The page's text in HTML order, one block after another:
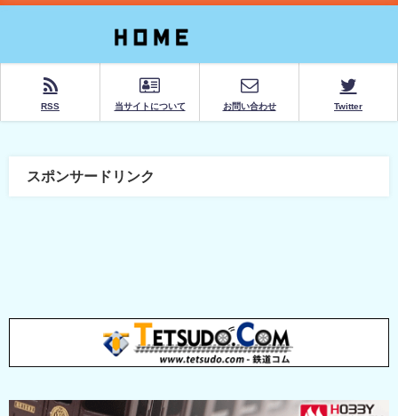
RSS 当サイトについて お問い合わせ Twitter
スポンサードリンク